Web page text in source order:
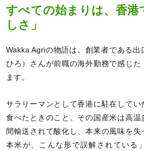
すべての始まりは、香港
しさ」
Wakka Agriの物語は、創業者である出
ひろ）さんが前職の海外勤務で感じた
ます。
サラリーマンとして香港に駐在してい
食べたときのこと。その国産米は高
間輸送されて酸化し、本来の風味を失
本米が、こんな形で誤解されている